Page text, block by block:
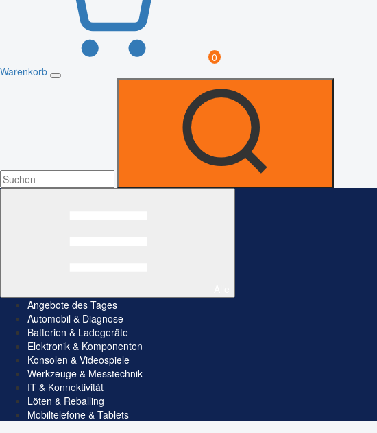
0
Warenkorb
Angebote des Tages
Automobil & Diagnose
Batterien & Ladegeräte
Elektronik & Komponenten
Konsolen & Videospiele
Werkzeuge & Messtechnik
IT & Konnektivität
Löten & Reballing
Mobiltelefone & Tablets